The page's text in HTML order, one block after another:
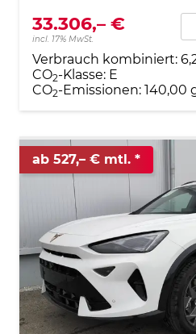
33.306,– €
incl. 17% MwSt.
Verbrauch kombiniert:
CO2-Klasse: E
CO2-Emissionen: 140,00
ab 527,– € mtl.